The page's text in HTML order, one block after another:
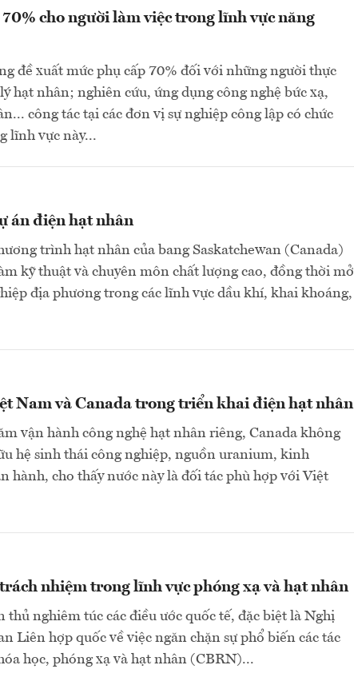
cho người làm việc trong lĩnh vực năng
đề xuất mức phụ cấp 70% đối với những người thực
hạt nhân; nghiên cứu, ứng dụng công nghệ bức xạ,
công tác tại các đơn vị sự nghiệp công lập có chức
lĩnh vực này...
án điện hạt nhân
trình hạt nhân của bang Saskatchewan (Canada)
kỹ thuật và chuyên môn chất lượng cao, đồng thời mở
địa phương trong các lĩnh vực dầu khí, khai khoáng,
Nam và Canada trong triển khai điện hạt nhân
vận hành công nghệ hạt nhân riêng, Canada không
hệ sinh thái công nghiệp, nguồn uranium, kinh
hành, cho thấy nước này là đối tác phù hợp với Việt
nhiệm trong lĩnh vực phóng xạ và hạt nhân
nghiêm túc các điều ước quốc tế, đặc biệt là Nghị
Liên hợp quốc về việc ngăn chặn sự phổ biến các tác
học, phóng xạ và hạt nhân (CBRN)...